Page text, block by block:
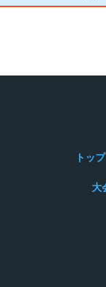
トップ
大